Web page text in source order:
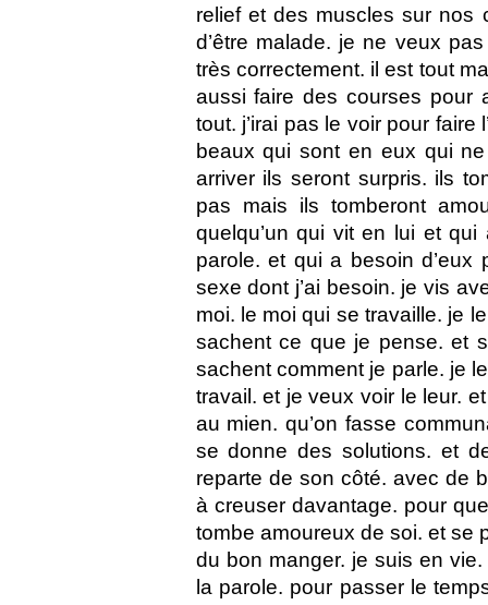
relief et des muscles sur nos
d’être malade. je ne veux
très correctement. il est tout
aussi faire des courses pour
tout. j’irai pas le voir pour faire
beaux qui sont en eux qui
arriver ils seront surpris. ils
pas mais ils tomberont
quelqu’un qui vit en lui et
parole. et qui a besoin
sexe dont j’ai besoin. je vis
moi. le moi qui se travaille. je
sachent ce que je pense. et
sachent comment je parle. je
travail. et je veux voir le leur.
au mien. qu’on fasse
se donne des solutions. et
reparte de son côté. avec de
à creuser davantage. pour
tombe amoureux de soi. et se
du bon manger. je suis en
la parole. pour passer le